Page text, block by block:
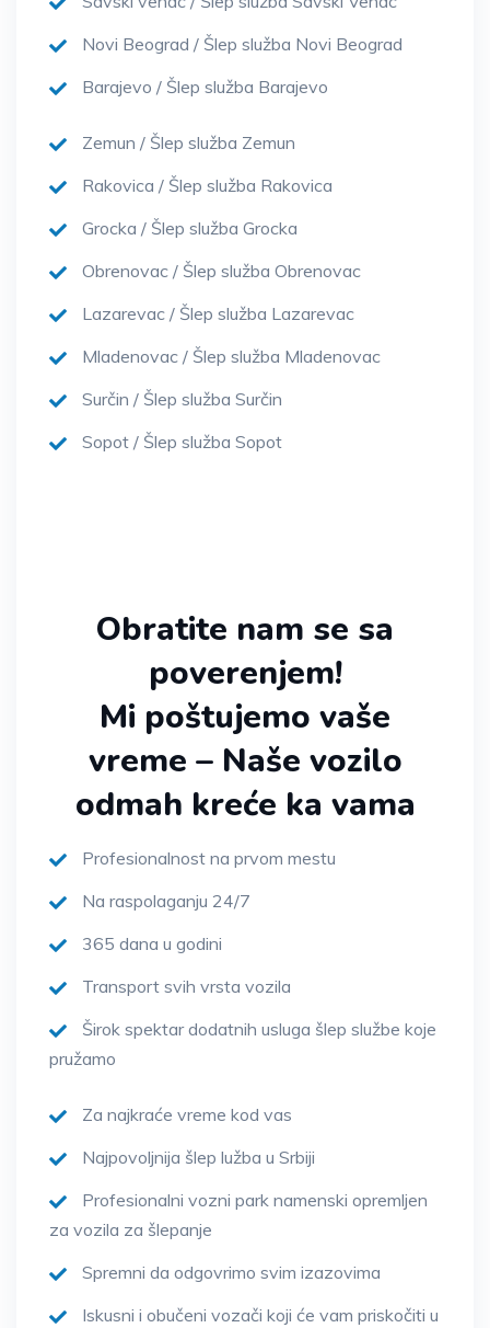
Novi Beograd / Šlep služba Novi Beograd
Barajevo / Šlep služba Barajevo
Zemun / Šlep služba Zemun
Rakovica / Šlep služba Rakovica
Grocka / Šlep služba Grocka
Obrenovac / Šlep služba Obrenovac
Lazarevac / Šlep služba Lazarevac
Mladenovac / Šlep služba Mladenovac
Surčin / Šlep služba Surčin
Sopot / Šlep služba Sopot
Obratite nam se sa
poverenjem!
Mi poštujemo vaše
vreme – Naše vozilo
odmah kreće ka vama
Profesionalnost na prvom mestu
Na raspolaganju 24/7
365 dana u godini
Transport svih vrsta vozila
Širok spektar dodatnih usluga šlep službe koje
pružamo
Za najkraće vreme kod vas
Najpovoljnija šlep lužba u Srbiji
Profesionalni vozni park namenski opremljen
za vozila za šlepanje
Spremni da odgovrimo svim izazovima
Iskusni i obučeni vozači koji će vam priskočiti u